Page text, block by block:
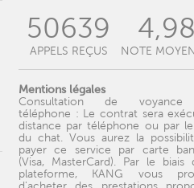
50639
APPELS REÇUS
4,98
NOTE
Mentions légales
Consultation de
téléphone : Le contrat sera
distance par téléphone ou par le
du chat. Vous aurez la
payer ce service par carte
(Visa, MasterCard). Par le biais
plateforme, KANG vous